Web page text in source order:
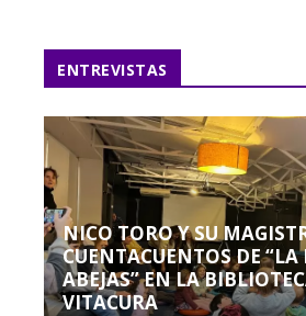
ENTREVISTAS
NICO TORO Y SU
CUENTACUENTOS DE
ABEJAS” EN LA
VITACURA